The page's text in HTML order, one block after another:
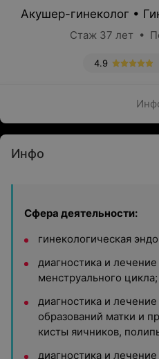
Акушер-гинеколог •
Стаж 37 лет •
4.9
Инфо
Сфера деятельности:
гинекологическая
диагностика и
менструального цикла;
диагностика и
образований матки и
кисты яичников,
диагностика и лечение